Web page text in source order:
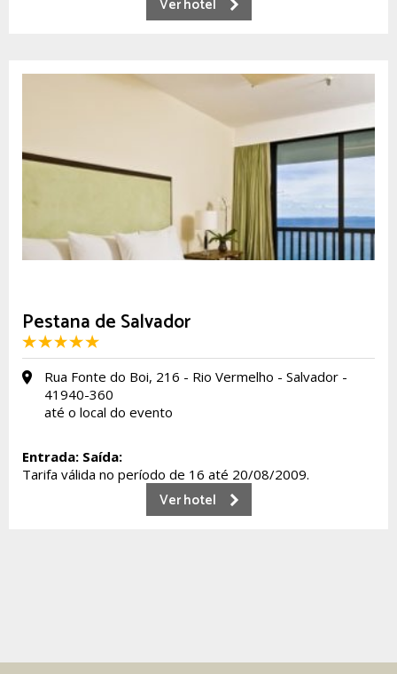
Ver hotel
Pestana de Salvador
Rua Fonte do Boi, 216 - Rio Vermelho - Salvador -
41940-360
até o local do evento
Entrada: Saída:
Tarifa válida no período de 16 até 20/08/2009.
Ver hotel